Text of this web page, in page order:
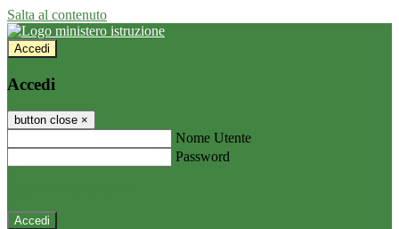
Salta al contenuto
Accedi
Accedi
button close ×
Nome Utente
Password